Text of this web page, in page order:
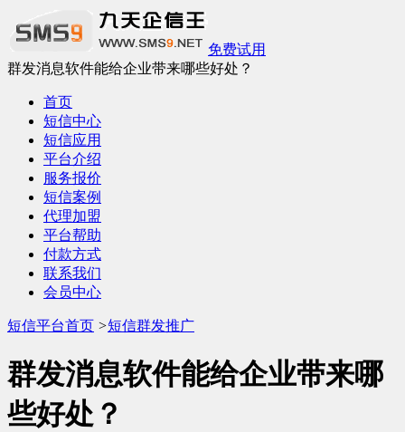
免费试用
群发消息软件能给企业带来哪些好处？
首页
短信中心
短信应用
平台介绍
服务报价
短信案例
代理加盟
平台帮助
付款方式
联系我们
会员中心
短信平台首页 >短信群发推广
群发消息软件能给企业带来哪
些好处？